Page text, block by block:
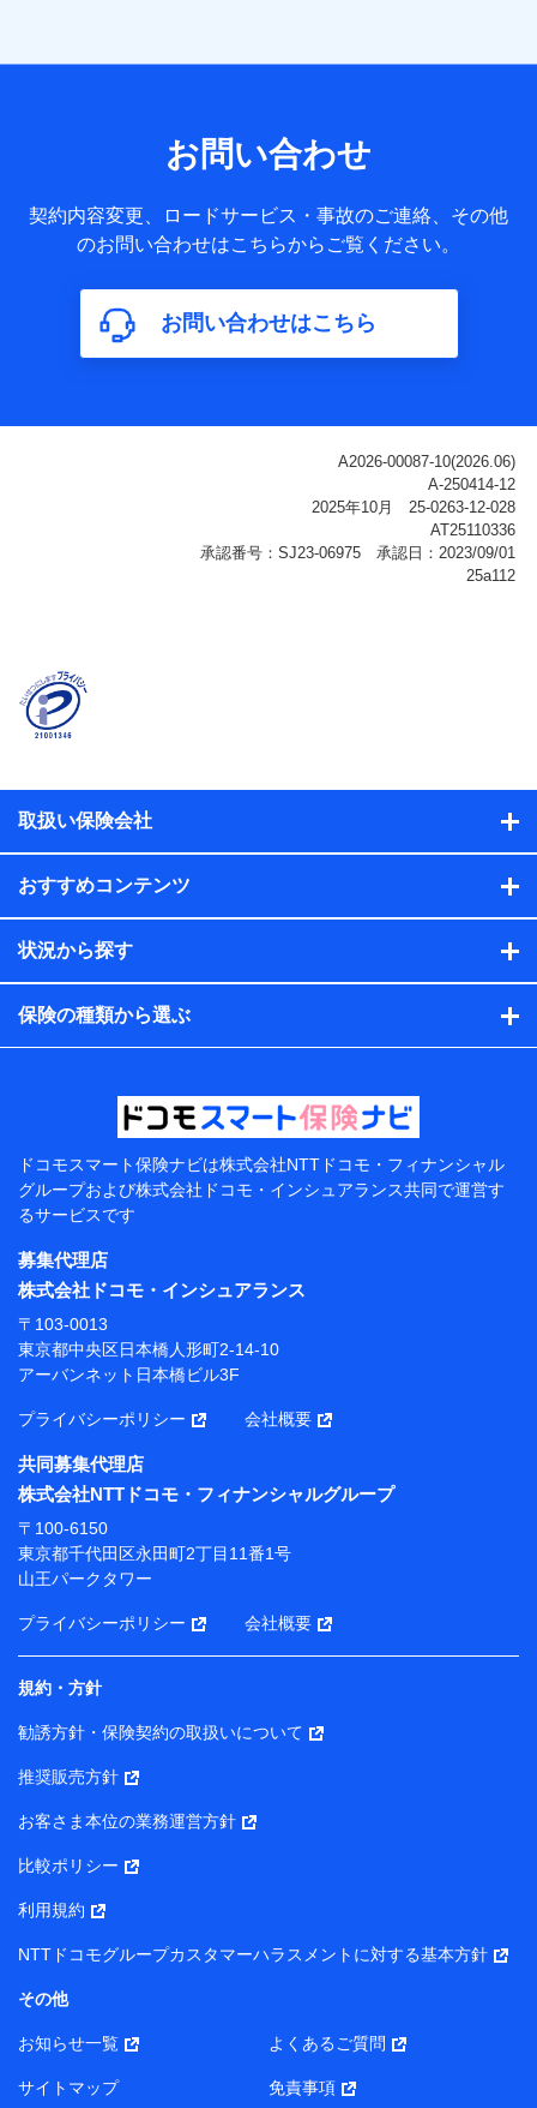
サービス提供等を通じて取得した、以下の情報などの個人デ
基本情報
氏名、電話番号、メールアドレス、お客さまの識別子、
属性、連絡先、dポイントサービスのご利用に関する情
構成、住所、dポイント残高、dポイント利用履歴などが
含まれます。
利用情報
ご契約状態・ご利用履歴インターネット利用時の行動に
関する情報、アプリケーション利用時の行動に関する情
報、購入されたサービスや商品の名称・購入場所・決済
に関する情報、アンケートの回答に関する情報などが含
名、住所、生年月日、性別、保険契約者と被保険者の関
係、保険加入の目的、保険商品の内容、保険料、保険料
のお支払方法、車のメーカーや走行距離などの情報、建
ル内容や送信履歴の情報及び保険の更改案内等を提供し
保険契約情報
当社または株式会社NTTドコモ・フィナンシャルグルー
プが取得し、又は保有する保険契約に関する情報。例と
して、保険契約者及び被保険者の氏名、住所、生年月
日、性別、保険契約者と被保険者の関係、保険加入の目
的、保険商品の内容、保険料、保険料のお支払方法、車
のメーカーや走行距離などの情報、建物の構造や築年数
などの情報、ペットの種類や年齢などの情報などが含ま
提供当事者から受領当事者が個人データを取得する方法
電子的・電磁的方法等
【共同して利用する者の範囲】
当社
株式会社NTTドコモ・フィナンシャルグループ
【利用目的】
当社または株式会社NTTドコモ・フィナンシャルグルー
プが提供する保険関連サービスにおけるユーザー登録受
付および管理のため
当社または株式会社NTTドコモ・フィナンシャルグルー
携会社の保険その他に関する情報を提供するため、また
維持管理等の委託業務遂行のため、またそれらに付帯、
関連する当社または株式会社NTTドコモ・フィナンシャ
ルグループおよび提携会社のサービスを案内、提供する
ため
（各サービスで取得したサービス利用履歴、ウェブサイ
トの閲覧履歴、購買履歴、ご契約内容等のパーソナルデ
ータを分析して、お客さまの趣味・嗜好・傾向に応じた
サービス・商品等に関するご提案や広告の配信等を行う
ことがあります。）
各種セミナーの開催のため
コンサルティングサービスの実施のため
アンケートやキャンペーン等の実施のため
上記に係る案内・手続き・管理等付帯業務を行うため
所・代表者名】
り）
株式会社NTTドコモ・フィナンシャルグループ 代表取締役
社長 廣井 孝史
東京都中央区日本橋人形町2-14-10 アーバンネット日本橋
株式会社ドコモ・インシュアランス 代表取締役社長 吉
村 忠義
お問い合わせ
契約内容変更、ロードサービス・事故のご連絡、その他
のお問い合わせはこちらからご覧ください。
お問い合わせはこちら
取扱い保険会社
おすすめコンテンツ
状況から探す
保険の種類から選ぶ
ドコモスマート保険ナビは株式会社NTTドコモ・フィナンシャル
グループおよび株式会社ドコモ・インシュアランス共同で運営す
るサービスです
募集代理店
株式会社ドコモ・インシュアランス
〒103-0013
東京都中央区日本橋人形町2-14-10
アーバンネット日本橋ビル3F
プライバシーポリシー 会社概要
共同募集代理店
株式会社NTTドコモ・フィナンシャルグループ
〒100-6150
東京都千代田区永田町2丁目11番1号
山王パークタワー
プライバシーポリシー 会社概要
規約・方針
勧誘方針・保険契約の取扱いについて
推奨販売方針
お客さま本位の業務運営方針
比較ポリシー
利用規約
NTTドコモグループカスタマーハラスメントに対する基本方針
その他
お知らせ一覧 よくあるご質問
サイトマップ 免責事項